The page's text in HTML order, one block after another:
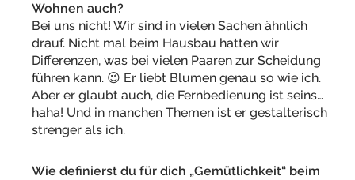
Wohnen auch?
Bei uns nicht! Wir sind in vielen Sachen ähnlich
drauf. Nicht mal beim Hausbau hatten wir
Differenzen, was bei vielen Paaren zur Scheidung
führen kann. 😉 Er liebt Blumen genau so wie ich.
Aber er glaubt auch, die Fernbedienung ist seins…
haha! Und in manchen Themen ist er gestalterisch
strenger als ich.
Wie definierst du für dich „Gemütlichkeit“ beim